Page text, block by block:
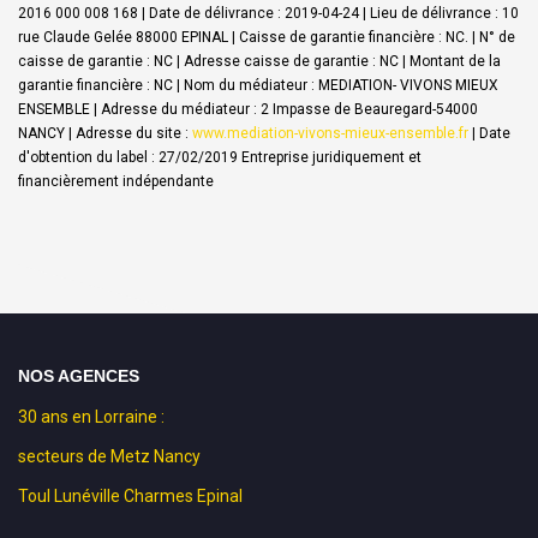
2016 000 008 168 | Date de délivrance : 2019-04-24 | Lieu de délivrance : 10
rue Claude Gelée 88000 EPINAL | Caisse de garantie financière : NC. | N° de
caisse de garantie : NC | Adresse caisse de garantie : NC | Montant de la
garantie financière : NC | Nom du médiateur : MEDIATION- VIVONS MIEUX
ENSEMBLE | Adresse du médiateur : 2 Impasse de Beauregard-54000
NANCY | Adresse du site : www.mediation-vivons-mieux-ensemble.fr | Date
d'obtention du label : 27/02/2019 Entreprise juridiquement et
financièrement indépendante
NOS AGENCES
30 ans en Lorraine :
secteurs de Metz Nancy
Toul Lunéville Charmes Epinal